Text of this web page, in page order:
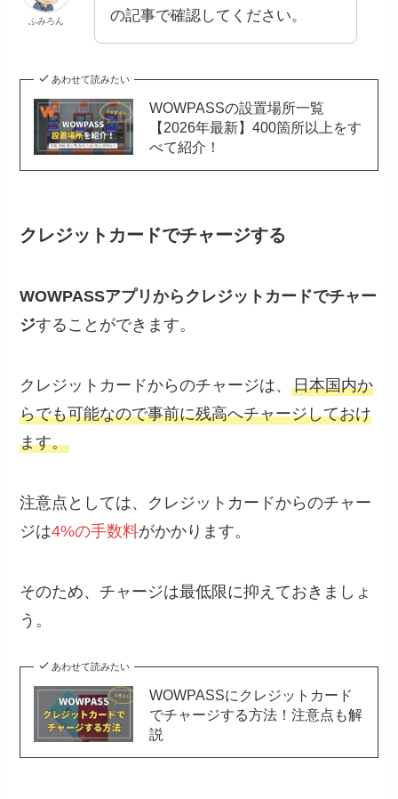
ふみろん の記事で確認してください。
あわせて読みたい
WOWPASSの設置場所一覧
【2026年最新】400箇所以上をす
べて紹介！
クレジットカードでチャージする
WOWPASSアプリからクレジットカードでチャー
ジすることができます。
クレジットカードからのチャージは、日本国内か
らでも可能なので事前に残高へチャージしておけ
ます。
注意点としては、クレジットカードからのチャー
ジは4%の手数料がかかります。
そのため、チャージは最低限に抑えておきましょ
う。
あわせて読みたい
WOWPASSにクレジットカード
でチャージする方法！注意点も解
説